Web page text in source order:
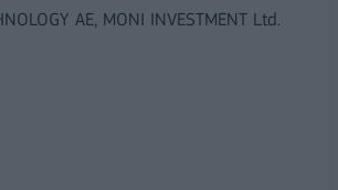
AE, MONI INVESTMENT Ltd.